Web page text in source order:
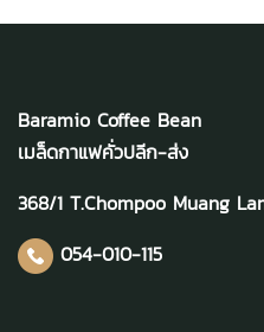
Baramio Coffee Bean
เมล็ดกาแฟคั่วปลีก-ส่ง
368/1 T.Chompoo Muang
054-010-115